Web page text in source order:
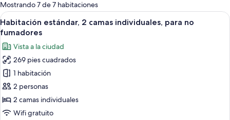
las
habitaciones
Mostrando 7 de 7 habitaciones
Abrir
todas
las
fotos
de
Habitación
estándar,
2
camas
Habitación de hotel con dos camas,
4
Habitación estándar, 2 camas individuales, para no
fumadores
Vista a la ciudad
269 pies cuadrados
1 habitación
2 personas
2 camas individuales
Wifi gratuito